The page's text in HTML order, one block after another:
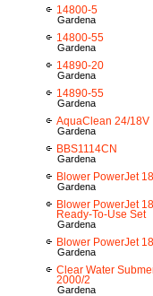
14800-5
Gardena
14800-55
Gardena
14890-20
Gardena
14890-55
Gardena
AquaClean 24/18V
Gardena
BBS1114CN
Gardena
Blower PowerJet
Gardena
Blower PowerJet
Ready-To-Use Set
Gardena
Blower PowerJet
Gardena
Clear Water
2000/2
Gardena